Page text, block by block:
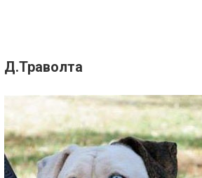
Д.Траволта